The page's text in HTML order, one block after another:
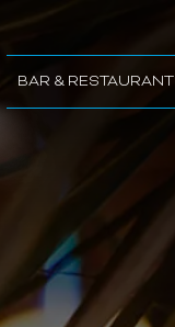
BAR & RESTAURANT